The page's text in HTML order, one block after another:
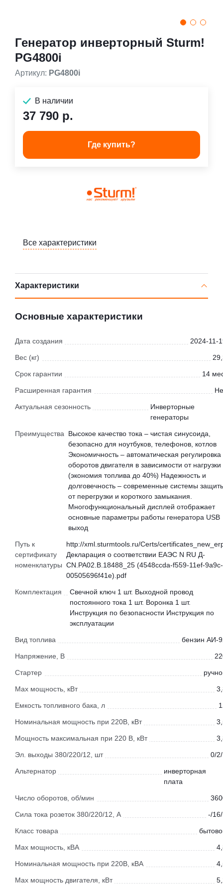
Генератор инверторный Sturm!
PG4800i
Артикул: PG4800i
В наличии
37 790 р.
Где купить?
Все характеристики
Характеристики
Основные характеристики
Дата создания 2024-11-
Вес (кг)
Срок гарантии 14
Расширенная гарантия
Актуальная сезонность
Инверторные
генераторы
Преимущества
Высокое качество тока – чистая синусоида,
безопасно для ноутбуков, телефонов, котлов
Экономичность – автоматическая регулировка
оборотов двигателя в зависимости от нагрузки
(экономия топлива до 40%) Надежность и
долговечность – современные системы
от перегрузки и короткого замыкания.
Многофункциональный дисплей отображает
основные параметры работы генератора USB
выход
Путь к
сертификату
номенклатуры
http://xml.sturmtools.ru/Certs/
Декларация о соответствии ЕАЭС N RU Д-
CN.РА02.В.18488_25 (4548ccda-f559-11ef-9a9c-
00505696f41e).pdf
Комплектация
Свечной ключ 1 шт. Выходной провод
постоянного тока 1 шт. Воронка 1 шт.
Инструкция по безопасности Инструкция по
эксплуатации
Вид топлива бензин АИ-
Напряжение, В
Стартер
Мах мощность, кВт
Емкость топливного бака, л
Номинальная мощность при 220В, кВт
Мощность максимальная при 220 В, кВт
Эл. выходы 380/220/12, шт 0/
Альтернатор
инверторная
плата
Число оборотов, об/мин
Сила тока розеток 380/220/12, А -/
Класс товара
Мах мощность, кВА
Номинальная мощность при 220В, кВА
Мах мощность двигателя, кВт